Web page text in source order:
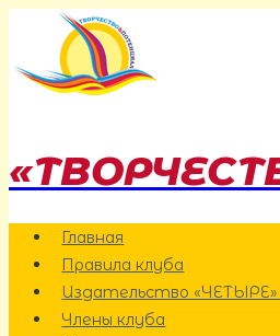
Перейти
содержанию
Главная
Правила клуба
Издательство «ЧЕТЫРЕ»
Члены клуба